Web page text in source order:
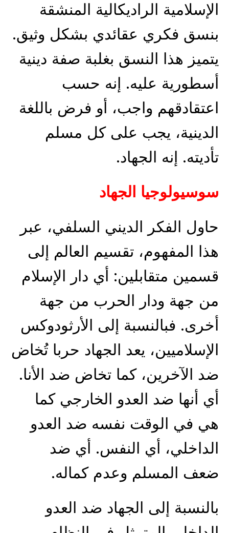
الإسلامية الراديكالية المنشقة
بنسق فكري عقائدي بشكل وثيق.
يتميز هذا النسق بغلبة صفة دينية
أسطورية عليه. إنه حسب
اعتقادقهم واجب، أو فرض باللغة
الدينية، يجب على كل مسلم
تأديته. إنه الجهاد.
سوسيولوجيا الجهاد
حاول الفكر الديني السلفي، عبر
هذا المفهوم، تقسيم العالم إلى
قسمين متقابلين: أي دار الإسلام
من جهة ودار الحرب من جهة
أخرى. فبالنسبة إلى الأرثودوكس
الإسلاميين، يعد الجهاد حربا تُخاض
ضد الآخرين، كما تخاض ضد الأنا.
أي أنها ضد العدو الخارجي كما
هي في الوقت نفسه ضد العدو
الداخلي، أي النفس. أي ضد
ضعف المسلم وعدم كماله.
بالنسبة إلى الجهاد ضد العدو